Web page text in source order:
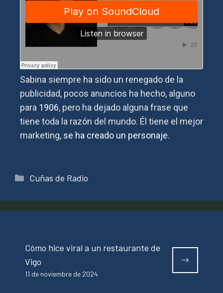
Sabina siempre ha sido un renegado de la
publicidad, pocos anuncios ha hecho, alguno
para 1906, pero ha dejado alguna frase que
tiene toda la razón del mundo. Él tiene el mejor
marketing, se ha creado un personaje.
Cuñas de Radio
Cómo hice viral a un restaurante de
Vigo
11 de noviembre de 2024